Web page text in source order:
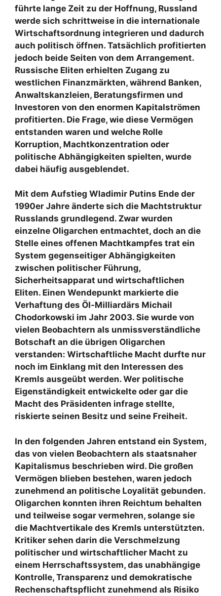
führte lange Zeit zu der Hoffnung, Russland
werde sich schrittweise in die internationale
Wirtschaftsordnung integrieren und dadurch
auch politisch öffnen. Tatsächlich profitierten
jedoch beide Seiten von dem Arrangement.
Russische Eliten erhielten Zugang zu
westlichen Finanzmärkten, während Banken,
Anwaltskanzleien, Beratungsfirmen und
Investoren von den enormen Kapitalströmen
profitierten. Die Frage, wie diese Vermögen
entstanden waren und welche Rolle
Korruption, Machtkonzentration oder
politische Abhängigkeiten spielten, wurde
dabei häufig ausgeblendet.
Mit dem Aufstieg Wladimir Putins Ende der
1990er Jahre änderte sich die Machtstruktur
Russlands grundlegend. Zwar wurden
einzelne Oligarchen entmachtet, doch an die
Stelle eines offenen Machtkampfes trat ein
System gegenseitiger Abhängigkeiten
zwischen politischer Führung,
Sicherheitsapparat und wirtschaftlichen
Eliten. Einen Wendepunkt markierte die
Verhaftung des Öl-Milliardärs Michail
Chodorkowski im Jahr 2003. Sie wurde von
vielen Beobachtern als unmissverständliche
Botschaft an die übrigen Oligarchen
verstanden: Wirtschaftliche Macht durfte nur
noch im Einklang mit den Interessen des
Kremls ausgeübt werden. Wer politische
Eigenständigkeit entwickelte oder gar die
Macht des Präsidenten infrage stellte,
riskierte seinen Besitz und seine Freiheit.
In den folgenden Jahren entstand ein System,
das von vielen Beobachtern als staatsnaher
Kapitalismus beschrieben wird. Die großen
Vermögen blieben bestehen, waren jedoch
zunehmend an politische Loyalität gebunden.
Oligarchen konnten ihren Reichtum behalten
und teilweise sogar vermehren, solange sie
die Machtvertikale des Kremls unterstützten.
Kritiker sehen darin die Verschmelzung
politischer und wirtschaftlicher Macht zu
einem Herrschaftssystem, das unabhängige
Kontrolle, Transparenz und demokratische
Rechenschaftspflicht zunehmend als Risiko